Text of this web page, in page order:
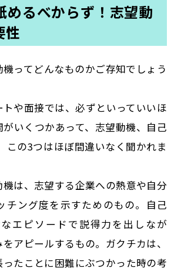
めるべからず！志望動
性
ってどんなものかご存知でしょう
や面接では、必ずといっていいほ
がいくつかあって、志望動機、自己
この3つはほぼ間違いなく聞かれま
は、志望する企業への熱意や自分
チング度を示すためのもの。自己
エピソードで説得力を出しなが
アピールするもの。ガクチカは、
たことに困難にぶつかった時の考